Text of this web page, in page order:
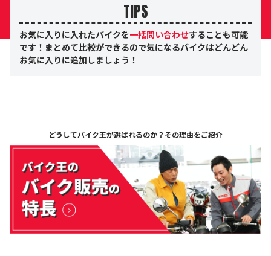
TIPS
お気に入りに入れたバイクを一括問い合わせすることも可能
です！まとめて比較ができるので気になるバイクはどんどん
お気に入りに追加しましょう！
どうしてバイク王が選ばれるのか？ その理由をご紹介